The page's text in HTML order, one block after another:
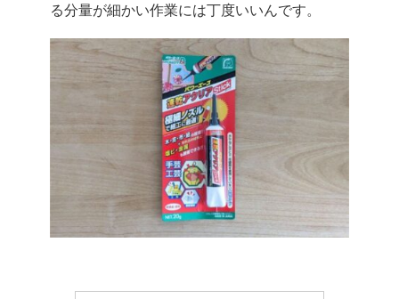
る分量が細かい作業には丁度いいんです。